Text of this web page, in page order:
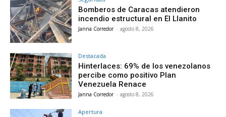
Bomberos de Caracas atendieron
incendio estructural en El Llanito
Janna Corredor - agosto 8, 2026
Destacada
Hinterlaces: 69% de los venezolanos
percibe como positivo Plan
Venezuela Renace
Janna Corredor - agosto 8, 2026
Apertura